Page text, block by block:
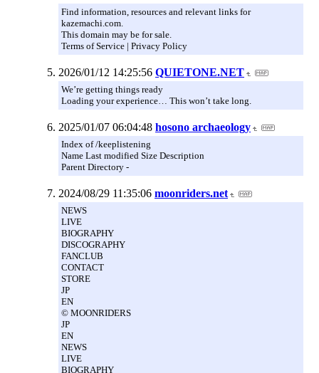
Find information, resources and relevant links for
kazemachi.com.
This domain may be for sale.
Terms of Service | Privacy Policy
2026/01/12 14:25:56 QUIETONE.NET
We’re getting things ready
Loading your experience… This won’t take long.
2025/01/07 06:04:48 hosono archaeology
Index of /keeplistening
Name Last modified Size Description
Parent Directory -
2024/08/29 11:35:06 moonriders.net
NEWS
LIVE
BIOGRAPHY
DISCOGRAPHY
FANCLUB
CONTACT
STORE
JP
EN
© MOONRIDERS
JP
EN
NEWS
LIVE
BIOGRAPHY